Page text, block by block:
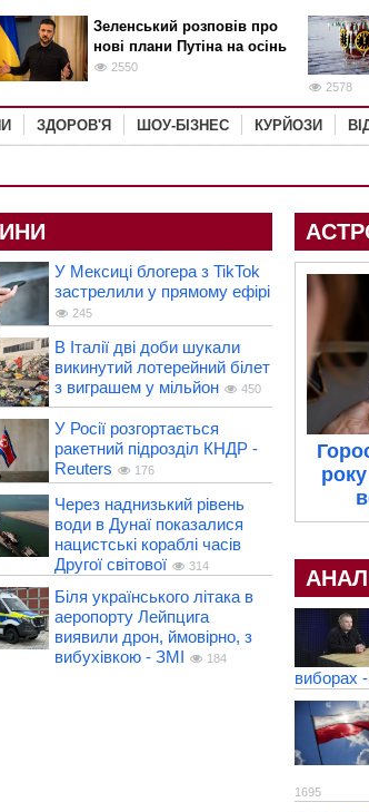
Зеленський розповів про
нові плани Путіна на осінь
2550
2578
ЗДОРОВ'Я ШОУ-БІЗНЕС КУРЙОЗИ
У Мексиці блогера з TikTok
застрелили у прямому ефірі
245
В Італії дві доби шукали
викинутий лотерейний білет
з виграшем у мільйон
450
У Росії розгортається
ракетний підрозділ КНДР -
Reuters
176
Через наднизький рівень
води в Дунаї показалися
нацистські кораблі часів
Другої світової
314
Біля українського літака в
аеропорту Лейпцига
виявили дрон, ймовірно, з
вибухівкою - ЗМІ
184
виборах -
1695